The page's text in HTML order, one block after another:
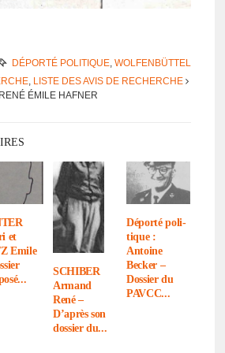
DÉPORTÉ POLITIQUE, WOLFENBÜTTEL
, LISTE DES AVIS DE RECHERCHE
RENÉ ÉMILE HAFNER
et
Emile
SCHIBER
Armand
René –
D’après son
dossier du...
Déporté poli­
tique :
Antoine
Becker –
Dossier du
PAVCC...